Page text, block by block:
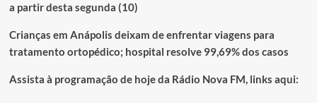
a partir desta segunda (10)
Crianças em Anápolis deixam de enfrentar viagens para
tratamento ortopédico; hospital resolve 99,69% dos casos
Assista à programação de hoje da Rádio Nova FM, links aqui: